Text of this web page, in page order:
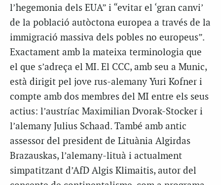
l’hegemonia dels EUA” i “evitar el ‘gran canvi’
de la població autòctona europea a través de la
immigració massiva dels pobles no europeus”.
Exactament amb la mateixa terminologia que
el que s’adreça el MI. El CCC, amb seu a Munic,
està dirigit pel jove rus-alemany Yuri Kofner i
compte amb dos membres del MI entre els seus
actius: l’austríac Maximilian Dvorak-Stocker i
l’alemany Julius Schaad. També amb antic
assessor del president de Lituània Algirdas
Brazauskas, l’alemany-lituà i actualment
simpatitzant d’AfD Algis Klimaitis, autor del